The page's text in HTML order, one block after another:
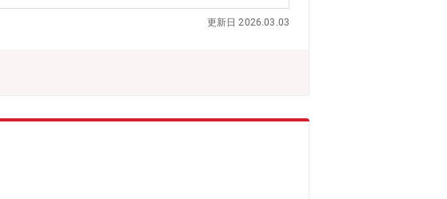
更新日 2026.03.03